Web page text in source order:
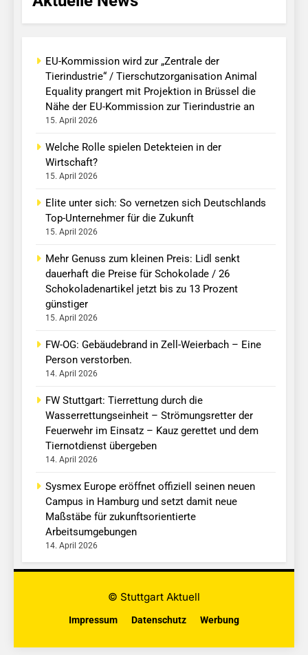
EU-Kommission wird zur „Zentrale der
Tierindustrie“ / Tierschutzorganisation Animal
Equality prangert mit Projektion in Brüssel die
Nähe der EU-Kommission zur Tierindustrie an
15. April 2026
Welche Rolle spielen Detekteien in der
Wirtschaft?
15. April 2026
Elite unter sich: So vernetzen sich Deutschlands
Top-Unternehmer für die Zukunft
15. April 2026
Mehr Genuss zum kleinen Preis: Lidl senkt
dauerhaft die Preise für Schokolade / 26
Schokoladenartikel jetzt bis zu 13 Prozent
günstiger
15. April 2026
FW-OG: Gebäudebrand in Zell-Weierbach – Eine
Person verstorben.
14. April 2026
FW Stuttgart: Tierrettung durch die
Wasserrettungseinheit – Strömungsretter der
Feuerwehr im Einsatz – Kauz gerettet und dem
Tiernotdienst übergeben
14. April 2026
Sysmex Europe eröffnet offiziell seinen neuen
Campus in Hamburg und setzt damit neue
Maßstäbe für zukunftsorientierte
Arbeitsumgebungen
14. April 2026
© Stuttgart Aktuell
Impressum Datenschutz Werbung